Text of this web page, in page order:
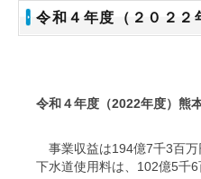
令和４年度（２０２２
令和４年度（2022年度）熊
事業収益は194億7千3百万
下水道使用料は、102億5千